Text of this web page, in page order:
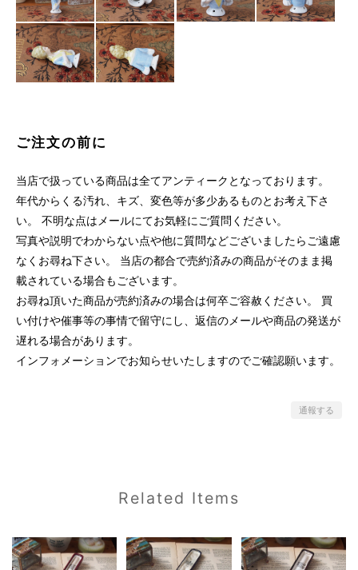
ご注文の前に
当店で扱っている商品は全てアンティークとなっております。
年代からくる汚れ、キズ、変色等が多少あるものとお考え下さ
い。 不明な点はメールにてお気軽にご質問ください。
写真や説明でわからない点や他に質問などございましたらご遠慮
なくお尋ね下さい。 当店の都合で売約済みの商品がそのまま掲
載されている場合もございます。
お尋ね頂いた商品が売約済みの場合は何卒ご容赦ください。 買
い付けや催事等の事情で留守にし、返信のメールや商品の発送が
遅れる場合があります。
インフォメーションでお知らせいたしますのでご確認願います。
通報する
Related Items